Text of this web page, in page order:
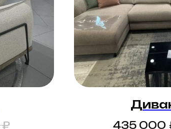
₽ 435 000